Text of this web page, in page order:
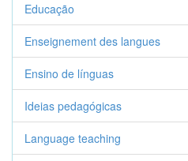
Educação
Enseignement des langues
Ensino de línguas
Ideias pedagógicas
Language teaching